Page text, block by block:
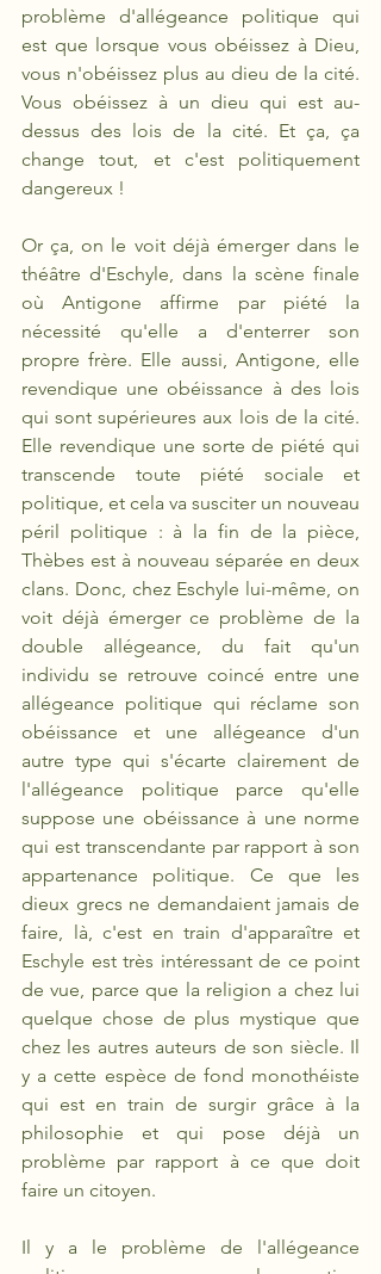
problème d'allégeance politique qui
est que lorsque vous obéissez à Dieu,
vous n'obéissez plus au dieu de la cité.
Vous obéissez à un dieu qui est au-
dessus des lois de la cité. Et ça, ça
change tout, et c'est politiquement
dangereux !
Or ça, on le voit déjà émerger dans le
théâtre d'Eschyle, dans la scène finale
où Antigone affirme par piété la
nécessité qu'elle a d'enterrer son
propre frère. Elle aussi, Antigone, elle
revendique une obéissance à des lois
qui sont supérieures aux lois de la cité.
Elle revendique une sorte de piété qui
transcende toute piété sociale et
politique, et cela va susciter un nouveau
péril politique : à la fin de la pièce,
Thèbes est à nouveau séparée en deux
clans. Donc, chez Eschyle lui-même, on
voit déjà émerger ce problème de la
double allégeance, du fait qu'un
individu se retrouve coincé entre une
allégeance politique qui réclame son
obéissance et une allégeance d'un
autre type qui s'écarte clairement de
l'allégeance politique parce qu'elle
suppose une obéissance à une norme
qui est transcendante par rapport à son
appartenance politique. Ce que les
dieux grecs ne demandaient jamais de
faire, là, c'est en train d'apparaître et
Eschyle est très intéressant de ce point
de vue, parce que la religion a chez lui
quelque chose de plus mystique que
chez les autres auteurs de son siècle. Il
y a cette espèce de fond monothéiste
qui est en train de surgir grâce à la
philosophie et qui pose déjà un
problème par rapport à ce que doit
faire un citoyen.
Il y a le problème de l'allégeance